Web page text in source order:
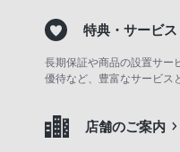
特典・サービス
長期保証や商品の設置サー
優待など、豊富なサービス
店舗のご案内